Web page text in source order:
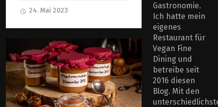
24. Mai 2023
Gastronomie.
Ich hatte mein
eigenes
Restaurant für
Vegan Fine
Dining und
betreibe seit
2016 diesen
Blog. Mit den